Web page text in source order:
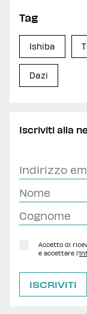
Tag
Ishiba
Dazi
Iscriviti alla
Accetto di
e accettare l'